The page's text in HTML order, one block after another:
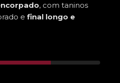
, com taninos
e final longo e